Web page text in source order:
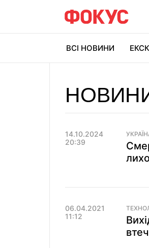
ВСІ НОВИНИ
14.10.2024
20:39
06.04.2021
11:12